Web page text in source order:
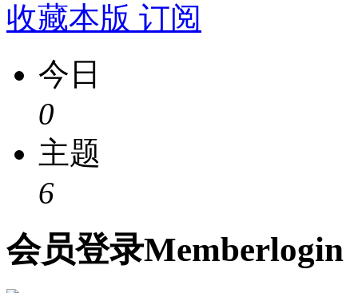
收藏本版 订阅
今日
0
主题
6
会员登录Memberlogin